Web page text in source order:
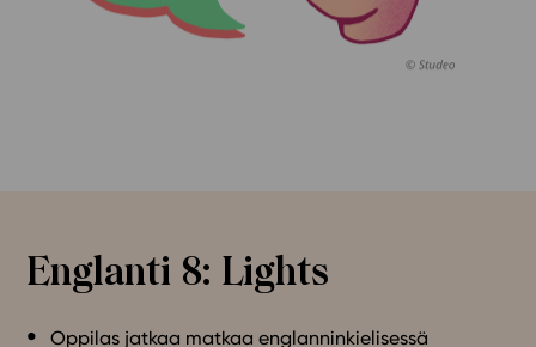
Englanti 8: Lights
Oppilas jatkaa matkaa englanninkielisessä